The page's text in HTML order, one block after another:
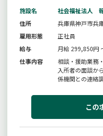
施設名
社会福祉法人
住所
兵庫県神戸市兵
雇用形態
正社員
給与
月給 299,850円
仕事内容
相談・援助業務
入所者の面談か
係機関との連絡
この